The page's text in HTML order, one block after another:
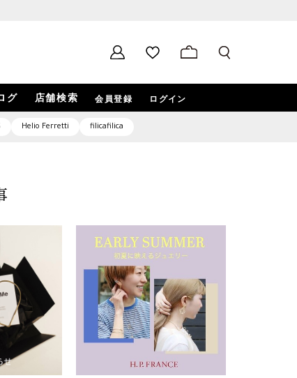
グ 店舗検索 会員登録 ログイン
Helio Ferretti filicafilica